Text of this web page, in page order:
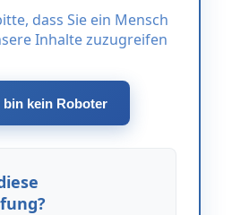
dass Sie ein Mensch
Inhalte zuzugreifen
bin kein Roboter